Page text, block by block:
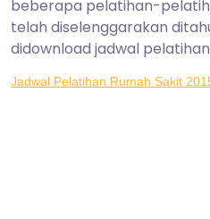
beberapa pelatihan-
telah diselenggarakan
didownload jadwal
Jadwal Pelatihan Rumah Sakit